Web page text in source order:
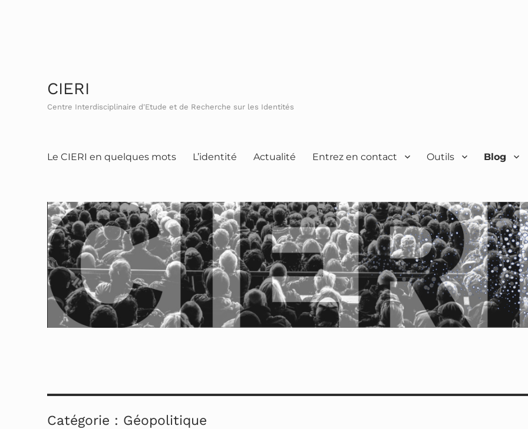
CIERI
Centre Interdisciplinaire d'Etude et de Recherche sur les Identités
Le CIERI en quelques mots L’identité Actualité Entrez en contact Outils Blog
Catégorie : Géopolitique